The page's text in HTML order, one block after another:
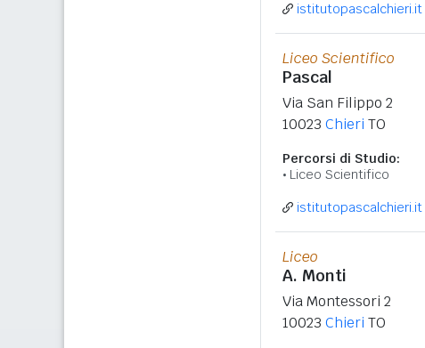
istitutopascalchieri.it
Liceo Scientifico
Pascal
Via San Filippo 2
10023 Chieri TO
Percorsi di Studio:
Liceo Scientifico
istitutopascalchieri.it
Liceo
A. Monti
Via Montessori 2
10023 Chieri TO